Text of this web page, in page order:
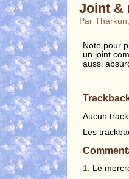
Joint &
Par
Note pour
un joint
aussi
Aucun
Les
1. Le